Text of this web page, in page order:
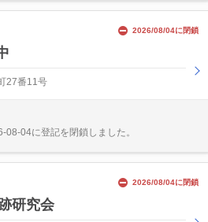
2026/08/04に閉鎖
27番11号
04に登記を閉鎖しました。
2026/08/04に閉鎖
研究会